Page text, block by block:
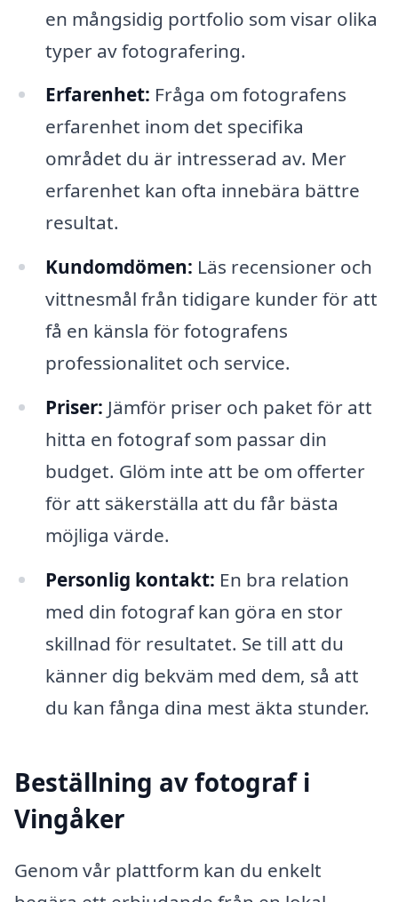
en mångsidig portfolio som visar olika
typer av fotografering.
Erfarenhet: Fråga om fotografens
erfarenhet inom det specifika
området du är intresserad av. Mer
erfarenhet kan ofta innebära bättre
resultat.
Kundomdömen: Läs recensioner och
vittnesmål från tidigare kunder för att
få en känsla för fotografens
professionalitet och service.
Priser: Jämför priser och paket för att
hitta en fotograf som passar din
budget. Glöm inte att be om offerter
för att säkerställa att du får bästa
möjliga värde.
Personlig kontakt: En bra relation
med din fotograf kan göra en stor
skillnad för resultatet. Se till att du
känner dig bekväm med dem, så att
du kan fånga dina mest äkta stunder.
Beställning av fotograf i
Vingåker
Genom vår plattform kan du enkelt